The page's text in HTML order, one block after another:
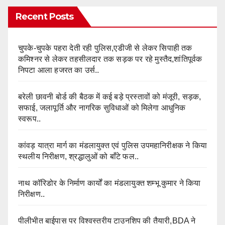
Recent Posts
चुपके-चुपके पहरा देती रही पुलिस,एडीजी से लेकर सिपाही तक
कमिश्नर से लेकर तहसीलदार तक सड़क पर रहे मुस्तैद,शांतिपूर्वक
निपटा आला हजरत का उर्स..
बरेली छावनी बोर्ड की बैठक में कई बड़े प्रस्तावों को मंजूरी, सड़क,
सफाई, जलापूर्ति और नागरिक सुविधाओं को मिलेगा आधुनिक
स्वरूप..
कांवड़ यात्रा मार्ग का मंडलायुक्त एवं पुलिस उपमहानिरीक्षक ने किया
स्थलीय निरीक्षण, श्रद्धालुओं को बाँटे फल..
नाथ कॉरिडोर के निर्माण कार्यों का मंडलायुक्त शम्भू कुमार ने किया
निरीक्षण..
पीलीभीत बाईपास पर विश्वस्तरीय टाउनशिप की तैयारी,BDA ने